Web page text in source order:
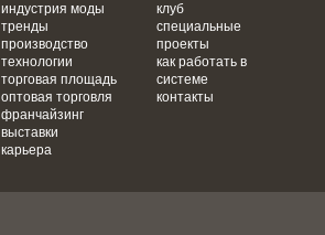
индустрия моды
тренды
производство
технологии
торговая площадь
оптовая торговля
франчайзинг
выставки
карьера
клуб
специальные
проекты
как работать в
системе
контакты